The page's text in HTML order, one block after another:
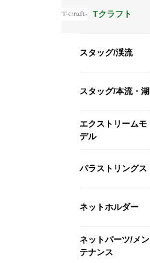
Tクラフト
スタッグ/渓流
スタッグ/本流・湖
エクストリームモ
デル
パラストリングス
ネットホルダー
ネットパーツ/メン
テナンス